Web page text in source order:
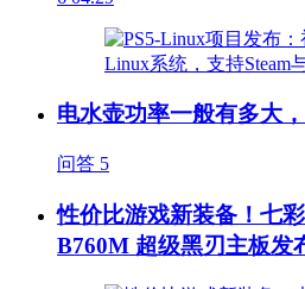
电水壶功率一般有多大
问答 5
性价比游戏新装备！七
B760M 超级黑刃主板发